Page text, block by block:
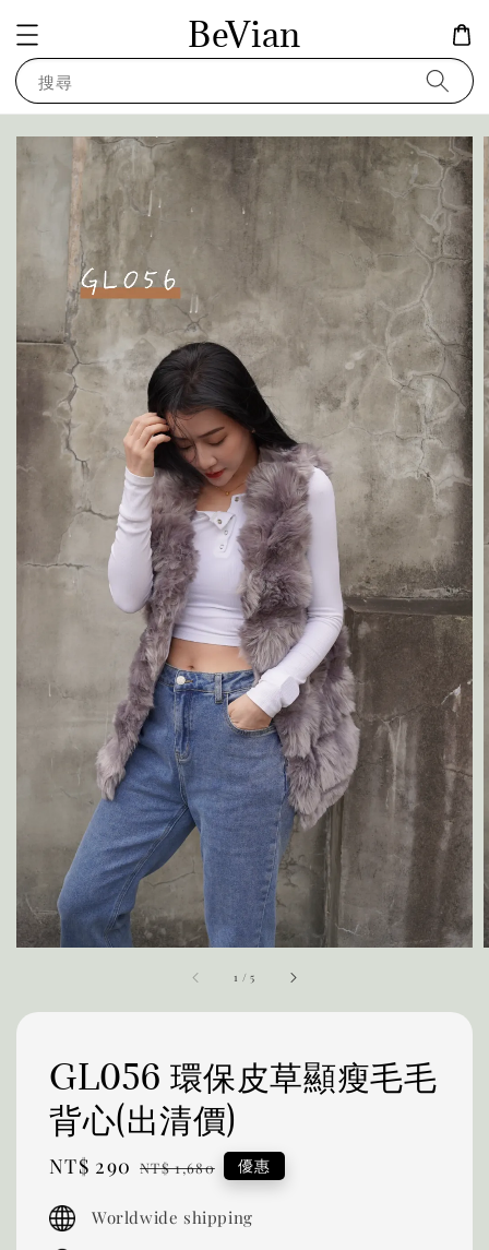
BeVian
搜尋
1 /5
GL056 環保皮草顯瘦毛毛
背心(出清價)
Sale
NT$ 290 Regular
NT$ 1,680 優惠
Worldwide shipping